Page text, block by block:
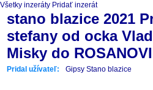
Všetky inzeráty Pridať inzerát
stano blazice 2021
stefany od ocka
Misky do
Pridal užívateľ: Gipsy Stano blazice